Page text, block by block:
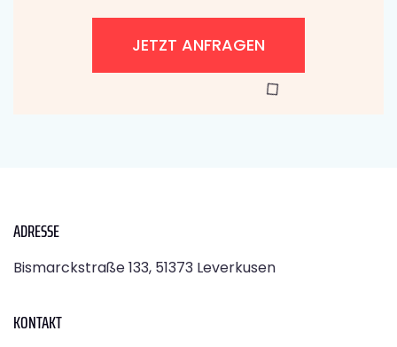
JETZT ANFRAGEN
ADRESSE
Bismarckstraße 133, 51373 Leverkusen
KONTAKT